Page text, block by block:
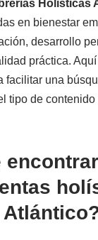
Holisticas
en bienestar
desarrollo
práctica.
facilitar una
tipo de